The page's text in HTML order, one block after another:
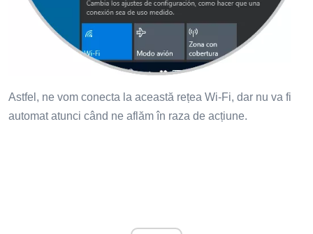
Astfel, ne vom conecta la această rețea Wi-Fi, dar nu va fi
automat atunci când ne aflăm în raza de acțiune.